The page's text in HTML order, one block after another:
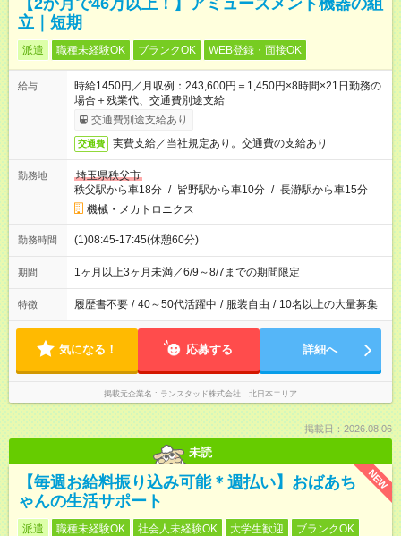
【2か月で46万以上！】アミューズメント機器の組
立｜短期
派遣 職種未経験OK ブランクOK WEB登録・面接OK
給与
時給1450円／月収例：243,600円＝1,450円×8時間×21日勤務の
場合＋残業代、交通費別途支給
交通費別途支給あり
交通費 実費支給／当社規定あり。交通費の支給あり
勤務地
埼玉県秩父市
秩父駅から車18分 / 皆野駅から車10分 / 長瀞駅から車15分
機械・メカトロニクス
勤務時間 (1)08:45-17:45(休憩60分)
期間 1ヶ月以上3ヶ月未満／6/9～8/7までの期間限定
特徴 履歴書不要 / 40～50代活躍中 / 服装自由 / 10名以上の大量募集
気になる！ 応募する 詳細へ
掲載元企業名 ランスタッド株式会社 北日本エリア
掲載日：2026.08.06
未読
NEW
【毎週お給料振り込み可能＊週払い】おばあち
ゃんの生活サポート
派遣 職種未経験OK 社会人未経験OK 大学生歓迎
ブランクOK